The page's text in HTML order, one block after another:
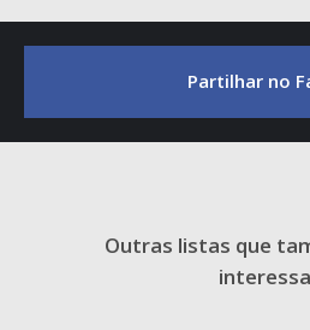
Partilhar no
Outras listas que